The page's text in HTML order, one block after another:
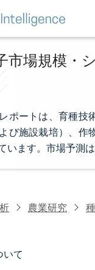
市場規模・
ポートは、育種技
び施設栽培）、作
います。市場予測
農業研究
いて